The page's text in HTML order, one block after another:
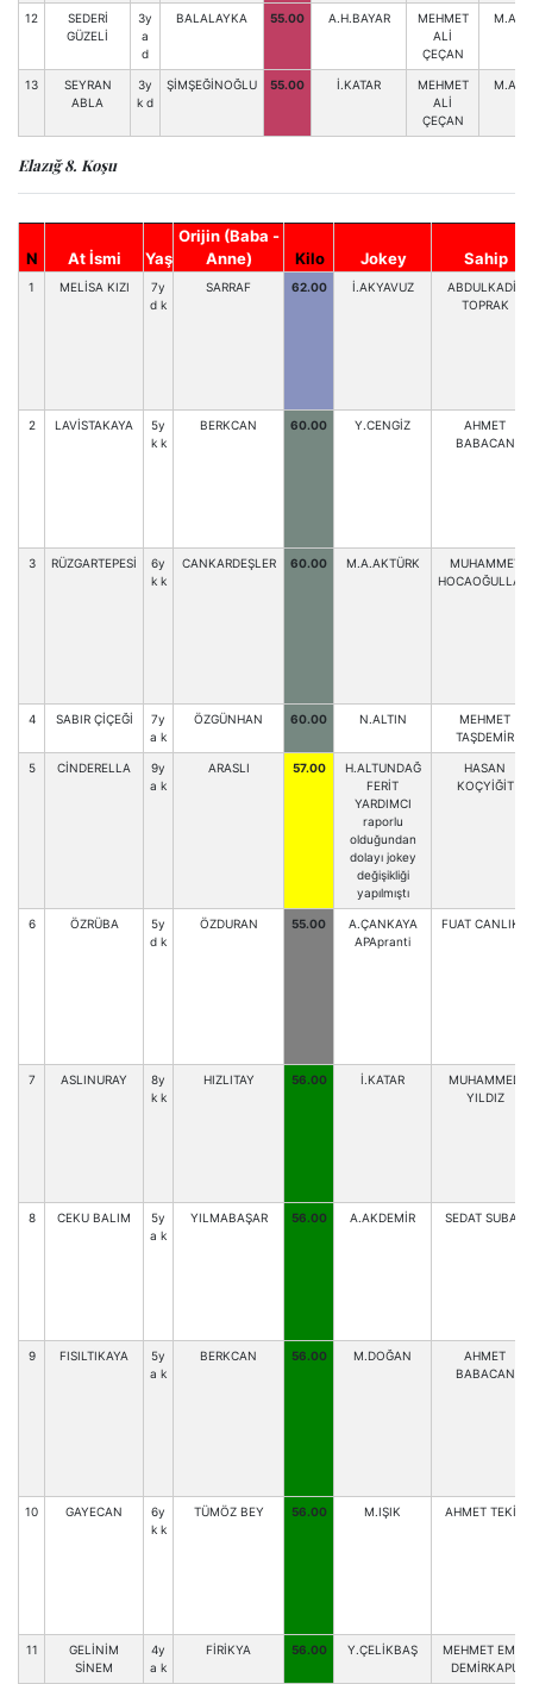
12
SEDERİ
GÜZELİ
3y
a
d
BALALAYKA 55.00 A.H.BAYAR
MEHMET
ALİ
ÇEÇAN
13
SEYRAN
ABLA
3y
k d
ŞİMŞEĞİNOĞLU 55.00 İ.KATAR
MEHMET
ALİ
ÇEÇAN
Elazığ 8. Koşu
N At İsmi Yaş
Orijin (Baba -
Anne)
Kilo Jokey Sahip
1 MELİSA KIZI
7y
d k
SARRAF 62.00 İ.AKYAVUZ
ABDULKADİR
TOPRAK
2 LAVİSTAKAYA
5y
k k
BERKCAN 60.00 Y.CENGİZ
AHMET
BABACAN
3 RÜZGARTEPESİ
6y
k k
CANKARDEŞLER 60.00 M.A.AKTÜRK
MUHAMMET
HOCAOĞULLARI
4 SABIR ÇİÇEĞİ
7y
a k
ÖZGÜNHAN 60.00 N.ALTIN
MEHMET
TAŞDEMİR
5 CİNDERELLA
9y
a k
ARASLI 57.00
H.ALTUNDAĞ
FERİT
YARDIMCI
raporlu
olduğundan
dolayı jokey
değişikliği
yapılmıştı
HASAN
KOÇYİĞİT
6 ÖZRÜBA
5y
d k
ÖZDURAN 55.00
A.ÇANKAYA
APApranti
FUAT CANLIKA
7 ASLINURAY
8y
k k
HIZLITAY 56.00 İ.KATAR
MUHAMMED
YILDIZ
8 CEKU BALIM
5y
a k
YILMABAŞAR 56.00 A.AKDEMİR SEDAT SUBAY
9 FISILTIKAYA
5y
a k
BERKCAN 56.00 M.DOĞAN
AHMET
BABACAN
10 GAYECAN
6y
k k
TÜMÖZ BEY 56.00 M.IŞIK AHMET TEKİN
11
GELİNİM
SİNEM
4y
a k
FİRİKYA 56.00 Y.ÇELİKBAŞ
MEHMET EMİN
DEMİRKAPU